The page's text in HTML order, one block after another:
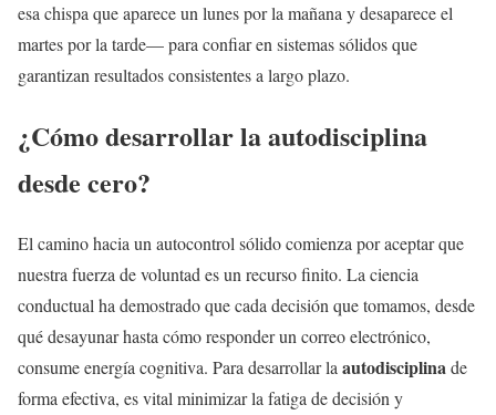
esa chispa que aparece un lunes por la mañana y desaparece el
martes por la tarde— para confiar en sistemas sólidos que
garantizan resultados consistentes a largo plazo.
¿Cómo desarrollar la autodisciplina
desde cero?
El camino hacia un autocontrol sólido comienza por aceptar que
nuestra fuerza de voluntad es un recurso finito. La ciencia
conductual ha demostrado que cada decisión que tomamos, desde
qué desayunar hasta cómo responder un correo electrónico,
consume energía cognitiva. Para desarrollar la autodisciplinade
forma efectiva, es vital minimizar la fatiga de decisión y